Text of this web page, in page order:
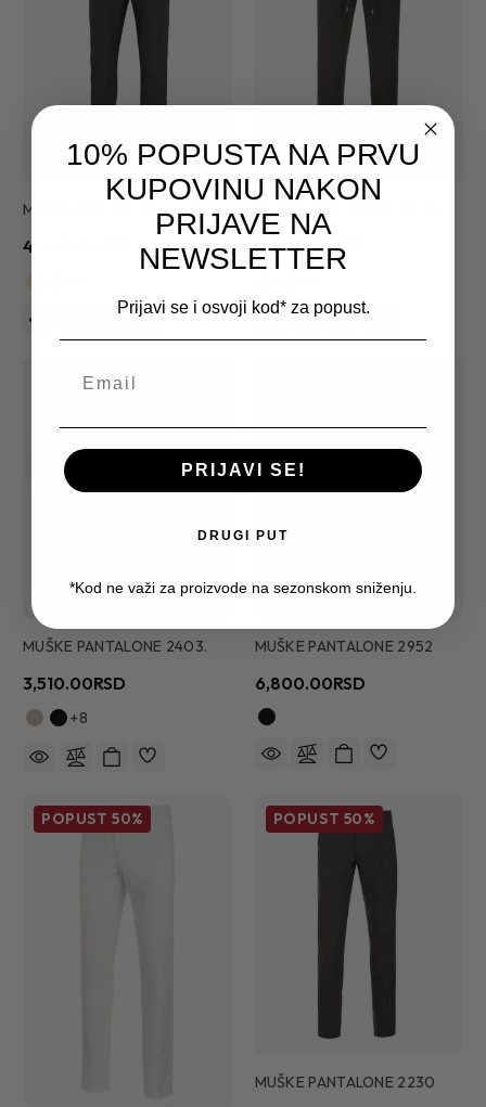
MUŠKE PANTALONE 2229
4,200.00RSD
MUŠKE PANTALONE 3001 F
8,400.00RSD
MUŠKE PANTALONE 2403.
3,510.00RSD
+8
MUŠKE PANTALONE 2952
6,800.00RSD
POPUST50% POPUST 50%
MUŠKE PANTALONE 2230
10% POPUSTA NA PRVU
KUPOVINU NAKON
PRIJAVE NA
NEWSLETTER
Prijavi se i osvoji kod* za popust.
PRIJAVI SE!
DRUGI PUT
*Kod ne važi za proizvode na sezonskom sniženju.